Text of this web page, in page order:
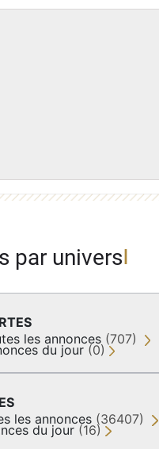
par univers
les annonces (707)
du jour (0)
les annonces (36407)
du jour (16)